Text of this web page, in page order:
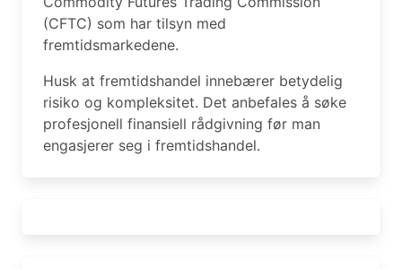
(CFTC) som har tilsyn med
fremtidsmarkedene.
Husk at fremtidshandel innebærer betydelig
risiko og kompleksitet. Det anbefales å søke
profesjonell finansiell rådgivning før man
engasjerer seg i fremtidshandel.